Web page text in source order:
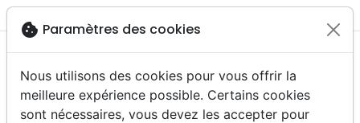
menu
cookie Paramètres des cookies
Nous utilisons des cookies pour vous offrir la
meilleure expérience possible. Certains cookies
sont nécessaires, vous devez les accepter pour